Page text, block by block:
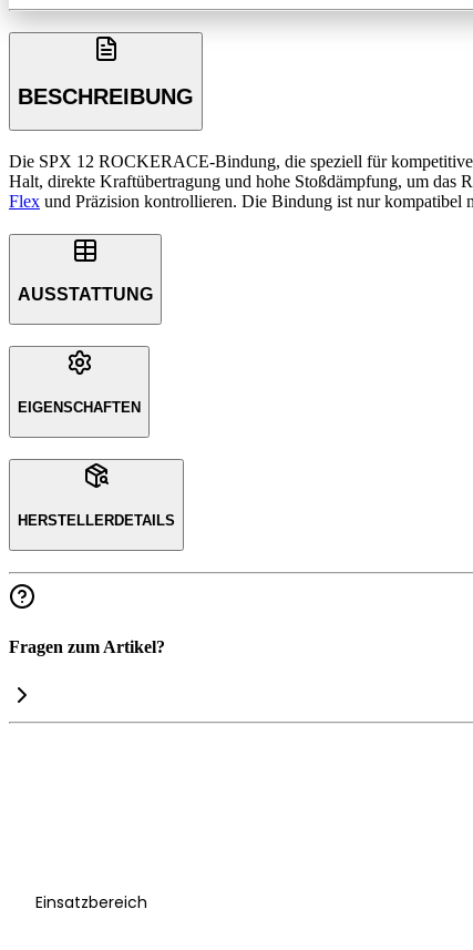
BESCHREIBUNG
Die SPX 12 ROCKERACE-Bindung, die speziell für
Halt, direkte Kraftübertragung und hohe Stoßdämpfung, um das
Flex und Präzision kontrollieren. Die Bindung ist nur
AUSSTATTUNG
EIGENSCHAFTEN
HERSTELLERDETAILS
Fragen zum Artikel?
Einsatzbereich